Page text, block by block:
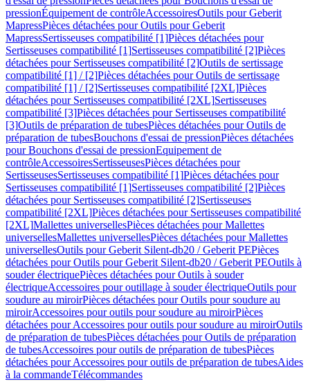
pressionÉquipement de contrôleAccessoiresOutils pour Geberit
MapressPièces détachées pour Outils pour Geberit
MapressSertisseuses compatibilité [1]Pièces détachées pour
Sertisseuses compatibilité [1]Sertisseuses compatibilité [2]Pièces
détachées pour Sertisseuses compatibilité [2]Outils de sertissage
compatibilité [1] / [2]Pièces détachées pour Outils de sertissage
compatibilité [1] / [2]Sertisseuses compatibilité [2XL]Pièces
détachées pour Sertisseuses compatibilité [2XL]Sertisseuses
compatibilité [3]Pièces détachées pour Sertisseuses compatibilité
[3]Outils de préparation de tubesPièces détachées pour Outils de
préparation de tubesBouchons d'essai de pressionPièces détachées
pour Bouchons d'essai de pressionEquipement de
contrôleAccessoiresSertisseusesPièces détachées pour
SertisseusesSertisseuses compatibilité [1]Pièces détachées pour
Sertisseuses compatibilité [1]Sertisseuses compatibilité [2]Pièces
détachées pour Sertisseuses compatibilité [2]Sertisseuses
compatibilité [2XL]Pièces détachées pour Sertisseuses compatibilité
[2XL]Mallettes universellesPièces détachées pour Mallettes
universellesMallettes universellesPièces détachées pour Mallettes
universellesOutils pour Geberit Silent-db20 / Geberit PEPièces
détachées pour Outils pour Geberit Silent-db20 / Geberit PEOutils à
souder électriquePièces détachées pour Outils à souder
électriqueAccessoires pour outillage à souder électriqueOutils pour
soudure au miroirPièces détachées pour Outils pour soudure au
miroirAccessoires pour outils pour soudure au miroirPièces
détachées pour Accessoires pour outils pour soudure au miroirOutils
de préparation de tubesPièces détachées pour Outils de préparation
de tubesAccessoires pour outils de préparation de tubesPièces
détachées pour Accessoires pour outils de préparation de tubesAides
à la commandeTélécommandes